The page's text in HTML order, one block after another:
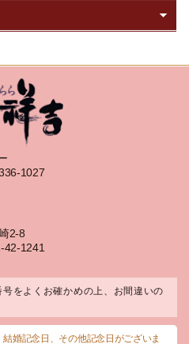
1027
2-8
42-1241
をよくお確かめの上、お間違いの
婚記念日、その他記念日がございま